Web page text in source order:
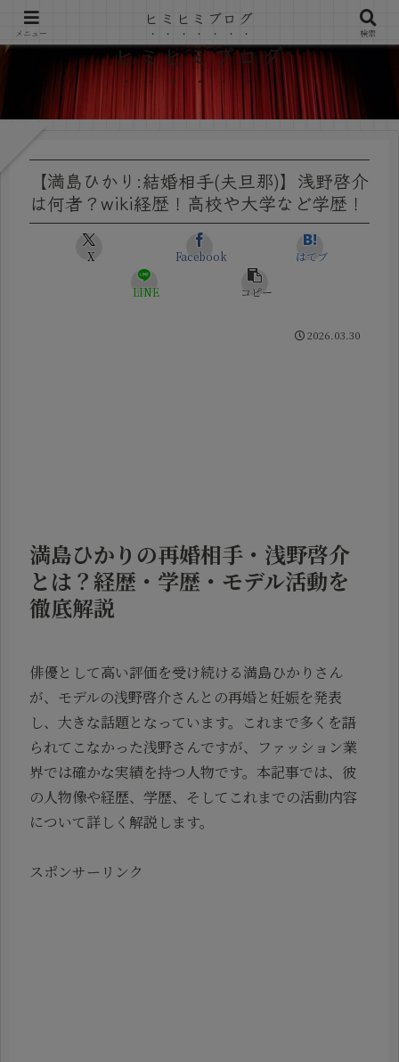
ヒミヒミブログ
【満島ひかり:結婚相手(夫旦那)】浅野啓介
は何者？wiki経歴！高校や大学など学歴！
X Facebook はてブ
LINE コピー
2026.03.30
満島ひかりの再婚相手・浅野啓介
とは？経歴・学歴・モデル活動を
徹底解説
俳優として高い評価を受け続ける満島ひかりさん
が、モデルの浅野啓介さんとの再婚と妊娠を発表
し、大きな話題となっています。これまで多くを語
られてこなかった浅野さんですが、ファッション業
界では確かな実績を持つ人物です。本記事では、彼
の人物像や経歴、学歴、そしてこれまでの活動内容
について詳しく解説します。
スポンサーリンク
メニュー
ヒミヒミブログ
検索